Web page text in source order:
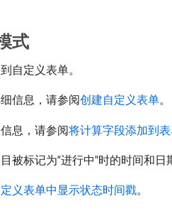
式
自定义表单。
信息，请参阅创建自定义表单。
息，请参阅将计算字段添加到
标记为“进行中”时的时间和日
义表单中显示状态时间戳。